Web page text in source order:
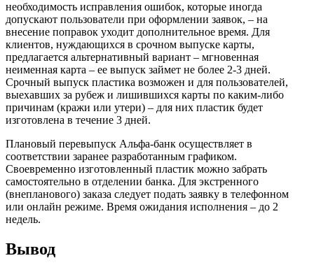
необходимость исправления ошибок, которые иногда
допускают пользователи при оформлении заявок, – на
внесение поправок уходит дополнительное время. Для
клиентов, нуждающихся в срочном выпуске карты,
предлагается альтернативный вариант – мгновенная
неименная карта – ее выпуск займет не более 2-3 дней.
Срочный выпуск пластика возможен и для пользователей,
выехавших за рубеж и лишившихся карты по каким-либо
причинам (кражи или утери) – для них пластик будет
изготовлена в течение 3 дней.
Плановый перевыпуск Альфа-банк осуществляет в
соответствии заранее разработанным графиком.
Своевременно изготовленный пластик можно забрать
самостоятельно в отделении банка. Для экстренного
(внепланового) заказа следует подать заявку в телефонном
или онлайн режиме. Время ожидания исполнения – до 2
недель.
Вывод